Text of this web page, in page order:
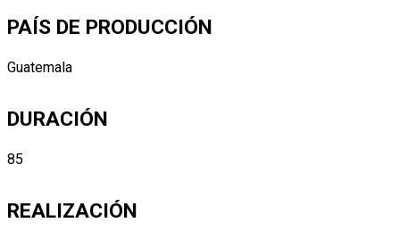
PAÍS DE PRODUCCIÓN
Guatemala
DURACIÓN
85
REALIZACIÓN